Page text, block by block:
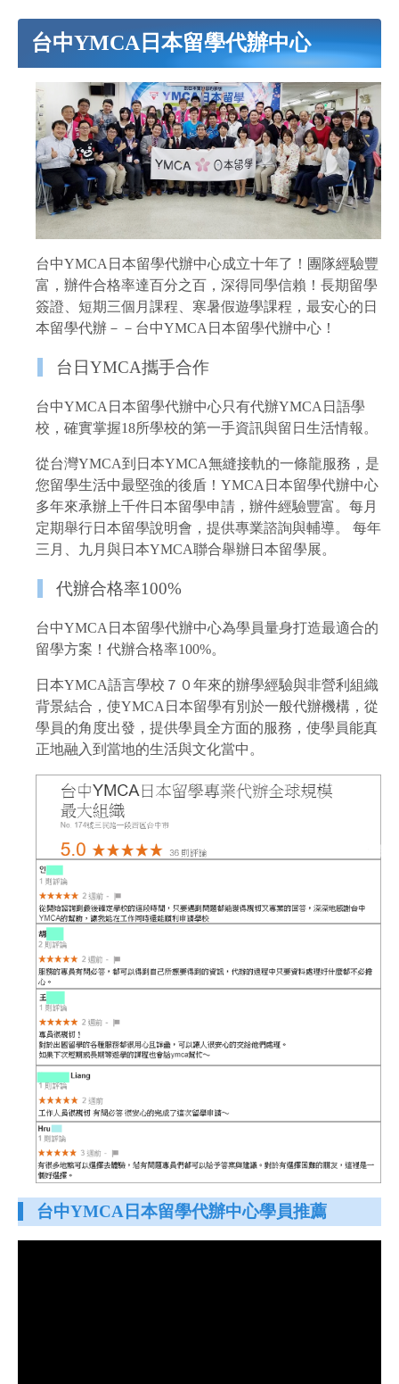
台中YMCA日本留學代辦中心
台中YMCA日本留學代辦中心成立十年了！團隊經驗豐
富，辦件合格率達百分之百，深得同學信賴！長期留學
簽證、短期三個月課程、寒暑假遊學課程，最安心的日
本留學代辦－－台中YMCA日本留學代辦中心！
台日YMCA攜手合作
台中YMCA日本留學代辦中心只有代辦YMCA日語學
校，確實掌握18所學校的第一手資訊與留日生活情報。
從台灣YMCA到日本YMCA無縫接軌的一條龍服務，是
您留學生活中最堅強的後盾！YMCA日本留學代辦中心
多年來承辦上千件日本留學申請，辦件經驗豐富。每月
定期舉行日本留學說明會，提供專業諮詢與輔導。 每年
三月、九月與日本YMCA聯合舉辦日本留學展。
代辦合格率100%
台中YMCA日本留學代辦中心為學員量身打造最適合的
留學方案！代辦合格率100%。
日本YMCA語言學校７０年來的辦學經驗與非營利組織
背景結合，使YMCA日本留學有別於一般代辦機構，從
學員的角度出發，提供學員全方面的服務，使學員能真
正地融入到當地的生活與文化當中。
台中YMCA日本留學代辦中心學員推薦